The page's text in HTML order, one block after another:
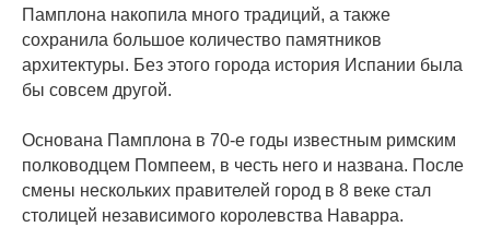
Памплона накопила много традиций, а также
сохранила большое количество памятников
архитектуры. Без этого города история Испании была
бы совсем другой.
Основана Памплона в 70-е годы известным римским
полководцем Помпеем, в честь него и названа. После
смены нескольких правителей город в 8 веке стал
столицей независимого королевства Наварра.